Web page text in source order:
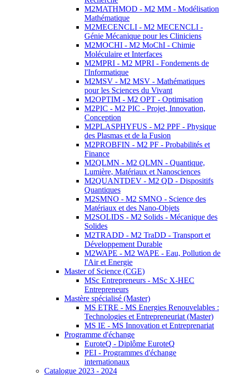
M2MATHMOD - M2 MM - Modélisation
Mathématique
M2MECENCLI - M2 MECENCLI -
Génie Mécanique pour les Cliniciens
M2MOCHI - M2 MoChI - Chimie
Moléculaire et Interfaces
M2MPRI - M2 MPRI - Fondements de
l'Informatique
M2MSV - M2 MSV - Mathématiques
pour les Sciences du Vivant
M2OPTIM - M2 OPT - Optimisation
M2PIC - M2 PIC - Projet, Innovation,
Conception
M2PLASPHYFUS - M2 PPF - Physique
des Plasmas et de la Fusion
M2PROBFIN - M2 PF - Probabilités et
Finance
M2QLMN - M2 QLMN - Quantique,
Lumière, Matériaux et Nanosciences
M2QUANTDEV - M2 QD - Dispositifs
Quantiques
M2SMNO - M2 SMNO - Science des
Matériaux et des Nano-Objets
M2SOLIDS - M2 Solids - Mécanique des
Solides
M2TRADD - M2 TraDD - Transport et
Développement Durable
M2WAPE - M2 WAPE - Eau, Pollution de
l'Air et Energie
Master of Science (CGE)
MSc Entrepreneurs - MSc X-HEC
Entrepreneurs
Mastère spécialisé (Master)
MS ETRE - MS Energies Renouvelables :
Technologies et Entrepreneuriat (Master)
MS IE - MS Innovation et Entreprenariat
Programme d'échange
EuroteQ - Diplôme EuroteQ
PEI - Programmes d'échange
internationaux
Catalogue 2023 - 2024